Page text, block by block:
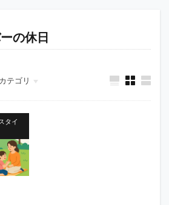
の休日
テゴリ
・ワークスタイル
法務手続き
準備ノウハウ
タイ